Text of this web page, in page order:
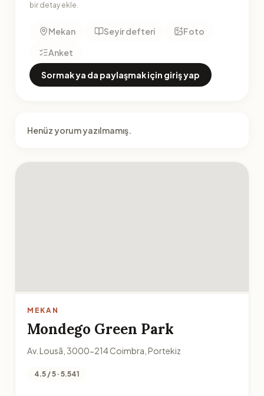
bir detay ekle.
Mekan Seyir defteri
Foto
Anket
Sormak ya da paylaşmak için giriş yap
Henüz yorum yazılmamış.
MEKAN
Mondego Green Park
Av. Lousã, 3000-214 Coimbra, Portekiz
4.5 / 5 · 5.541